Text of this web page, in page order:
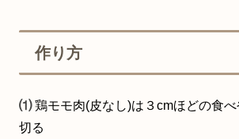
作り方
⑴鶏モモ肉(皮なし)は３cmほどの食べ
切る